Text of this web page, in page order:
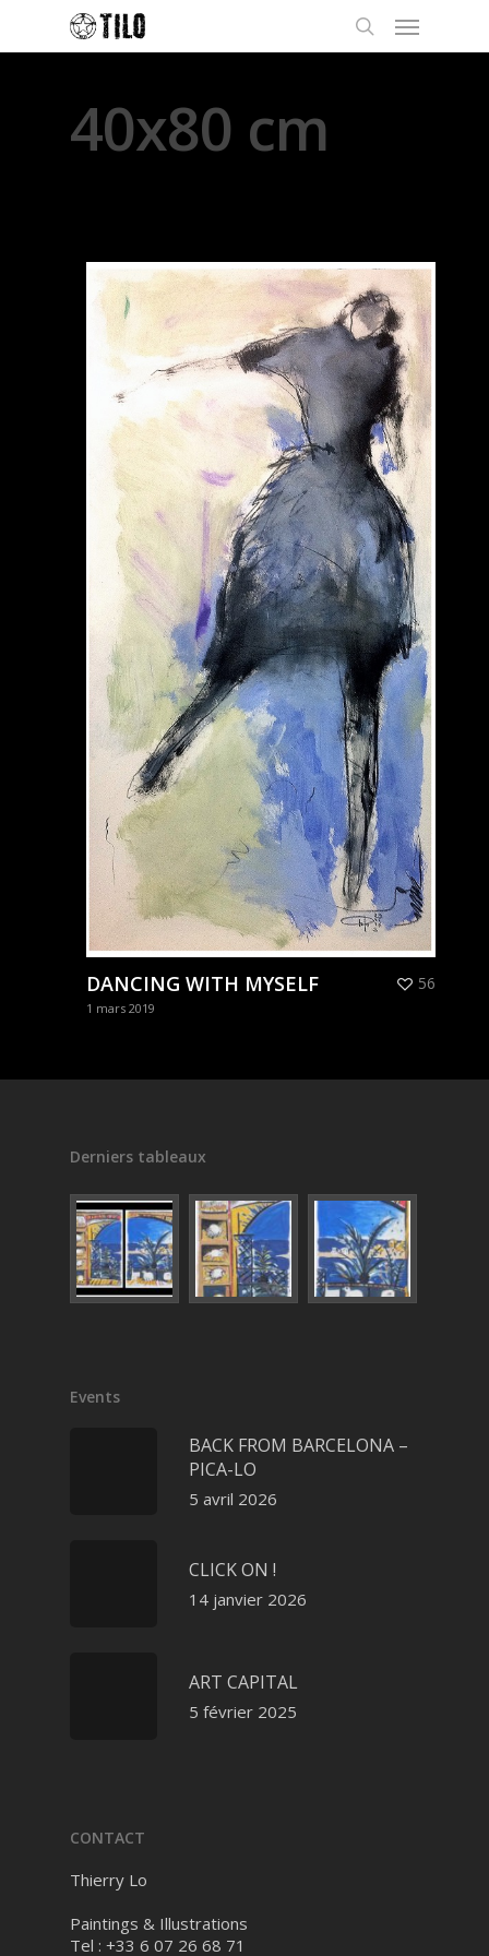
40x80 cm
DANCING WITH MYSELF
1 mars 2019
56
Derniers tableaux
Events
BACK FROM BARCELONA –
PICA-LO
5 avril 2026
CLICK ON !
14 janvier 2026
ART CAPITAL
5 février 2025
CONTACT
Thierry Lo
Paintings & Illustrations
Tel : +33 6 07 26 68 71